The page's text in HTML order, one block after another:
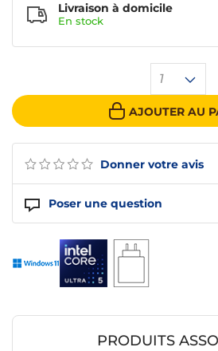
Donner votre avis
Poser une question
1
AJOUTER AU
Livraison à domicile
En stock
PRODUITS